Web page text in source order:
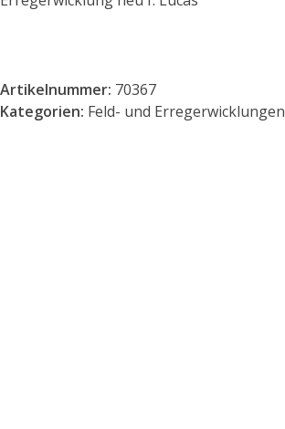
Artikelnummer: 70367
Kategorien: Feld- und Erregerwicklungen